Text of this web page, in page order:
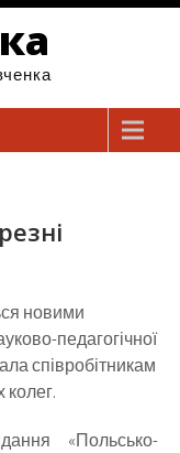
новими
педагогічної
співробітникам
колег.
«Польсько-